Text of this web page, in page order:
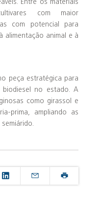
Entre os materiais
com maior
com potencial para
alimentação animal e à
peça estratégica para
no estado. A
como girassol e
prima, ampliando as